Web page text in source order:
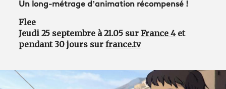
Un long-métrage d’animation récompensé !
Flee
Jeudi 25 septembre à 21.05 surFrance 4et
pendant 30 jours surfrance.tv